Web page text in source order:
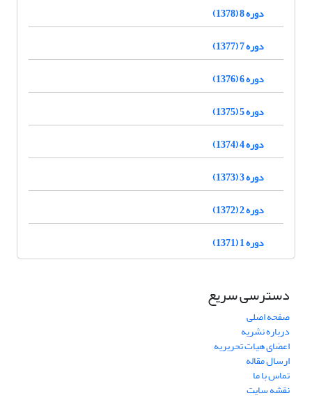
دوره 8 (1378)
دوره 7 (1377)
دوره 6 (1376)
دوره 5 (1375)
دوره 4 (1374)
دوره 3 (1373)
دوره 2 (1372)
دوره 1 (1371)
دسترسی سریع
صفحه اصلی
درباره نشریه
اعضای هیات تحریریه
ارسال مقاله
تماس با ما
نقشه سایت